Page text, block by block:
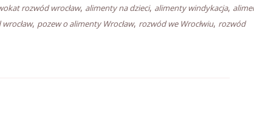
rozwód wrocław, alimenty na dzieci, alimenty windykacja,
, pozew o alimenty Wrocław, rozwód we Wrocłwiu, rozwód